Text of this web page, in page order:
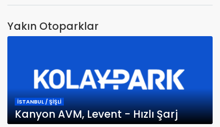
Yakın Otoparklar
İSTANBUL / ŞİŞLİ
Kanyon AVM, Levent - Hızlı Şarj